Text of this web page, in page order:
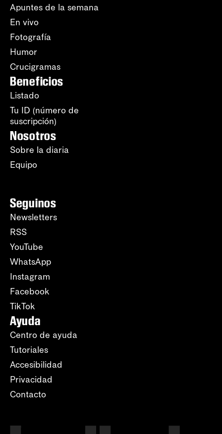
Apuntes de la semana
En vivo
Fotografía
Humor
Crucigramas
Beneficios
Listado
Tu ID (número de
suscripción)
Nosotros
Sobre la diaria
Equipo
Seguinos
Newsletters
RSS
YouTube
WhatsApp
Instagram
Facebook
TikTok
Ayuda
Centro de ayuda
Tutoriales
Accesibilidad
Privacidad
Contacto